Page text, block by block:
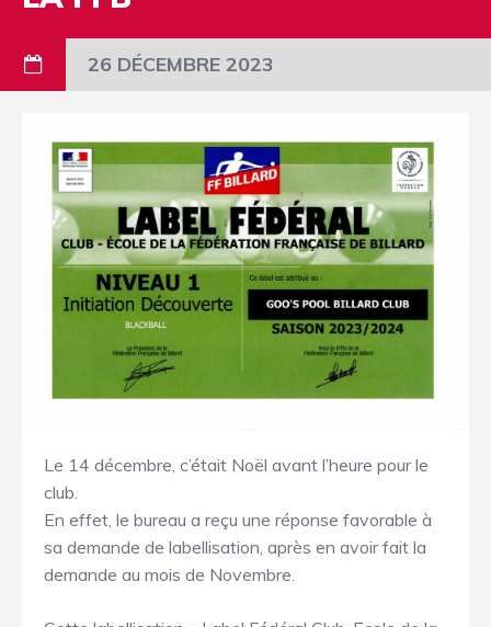
26 DÉCEMBRE 2023
Le 14 décembre, c’était Noël avant l’heure pour le
club.
En effet, le bureau a reçu une réponse favorable à
sa demande de labellisation, après en avoir fait la
demande au mois de Novembre.